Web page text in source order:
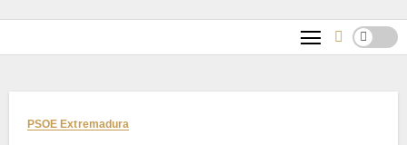
PSOE Extremadura